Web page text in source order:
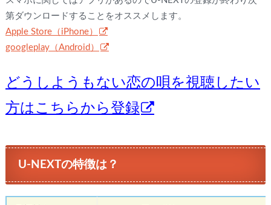
第ダウンロードすることをオススメします。
Apple Store（iPhone）
googleplay（Android）
どうしようもない恋の唄を視聴したい
方はこちらから登録
U-NEXTの特徴は？